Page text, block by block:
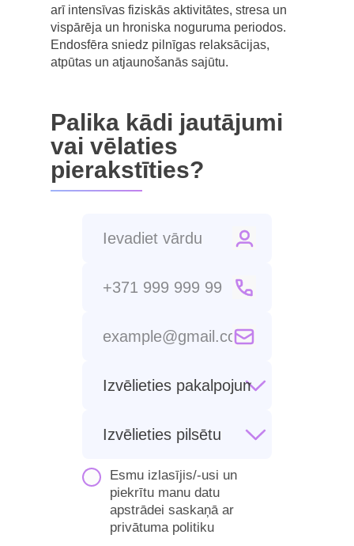
arī intensīvas fiziskās aktivitātes, stresa un
vispārēja un hroniska noguruma periodos.
Endosfēra sniedz pilnīgas relaksācijas,
atpūtas un atjaunošanās sajūtu.
Palika kādi jautājumi
vai vēlaties
pierakstīties?
Esmu izlasījis/-usi un
piekrītu manu datu
apstrādei saskaņā ar
privātuma politiku